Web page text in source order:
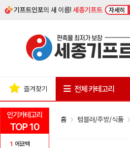
기프트인포의 새 이름!세종기프트 자세히
인기카테고리
TOP 10
1 에코백
즐겨찾기 전체 카테고리
홈 텀블러/주방/식품